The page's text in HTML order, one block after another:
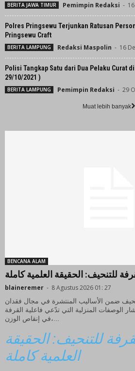
BERITA JAWA TIMUR Pemimpin Redaksi -
Polres Pringsewu Terjunkan Ratusan
Pringsewu Craft
BERITA LAMPUNG Redaksi Maspolin - 16
Polisi Tangkap Satu dari Dua Pelaku Curat
29/10/2021 )
BERITA LAMPUNG Pemimpin Redaksi - 29
Muat lebih banyak
BENCANA ALAM
للتنحيف: الحقيقة العلمية كاملة
blaineremer - 8 Agustus 2026 01: 27
ضمن الأساليب المنتشرة في مجال فقدان
الوصفات المنزلية التي تدّعي فاعلية القرفة
في إنقاص الوزن،...
للتنحيف: الحقيقة
العلمية كاملة